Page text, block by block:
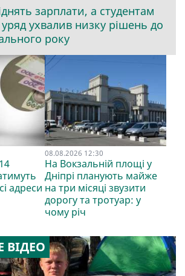
зарплати, а студентам
ухвалив низку рішень до
року
адреси
08.08.2026 12:30
На Вокзальній площі у
Дніпрі планують майже
на три місяці звузити
дорогу та тротуар: у
чому річ
ВІДЕО